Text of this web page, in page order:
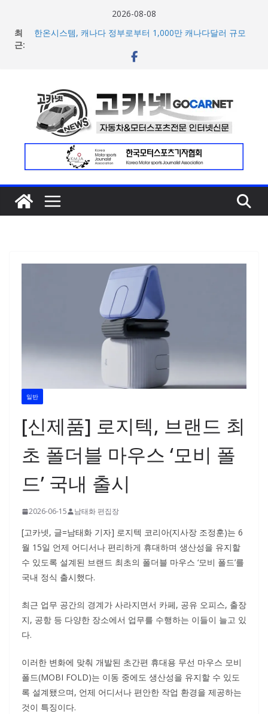
2026-08-08
최
근:
한온시스템, 캐나다 정부로부터 1,000만 캐나다달러 규모
넥센타이어 주최 ‘2026 스피드웨이 모터 페스티벌’ 3R 나이
작 비하인드 영상 공개
벤틀리, 첫 순수 전기 어반 럭셔리 SUV 토르칼 탑재될 ‘큐레
이션 엔진’ 공개
마일레, 코너링 쏠림·하체 소음 잡는 ‘스테빌라이저 링크’ 정
비 솔루션 제안
일반
[신제품] 로지텍, 브랜드 최
초 폴더블 마우스 ‘모비 폴
드’ 국내 출시
2026-06-15 남태화 편집장
[고카넷, 글=남태화 기자] 로지텍 코리아(지사장 조정훈)는 6
월 15일 언제 어디서나 편리하게 휴대하며 생산성을 유지할
수 있도록 설계된 브랜드 최초의 폴더블 마우스 ‘모비 폴드’를
국내 정식 출시했다.
최근 업무 공간의 경계가 사라지면서 카페, 공유 오피스, 출장
지, 공항 등 다양한 장소에서 업무를 수행하는 이들이 늘고 있
다.
이러한 변화에 맞춰 개발된 초간편 휴대용 무선 마우스 모비
폴드(MOBI FOLD)는 이동 중에도 생산성을 유지할 수 있도
록 설계됐으며, 언제 어디서나 편안한 작업 환경을 제공하는
것이 특징이다.